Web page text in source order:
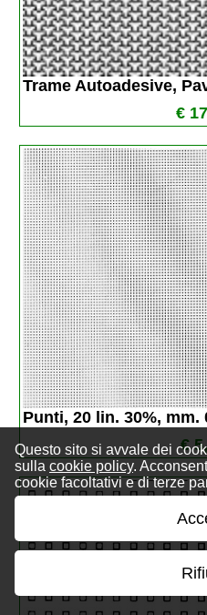
Questo sito si avvale dei
sulla cookie policy.
cookie facoltativi e di terze
Trame Autoadesive,
€
Punti, 20 lin. 30%, mm.
€